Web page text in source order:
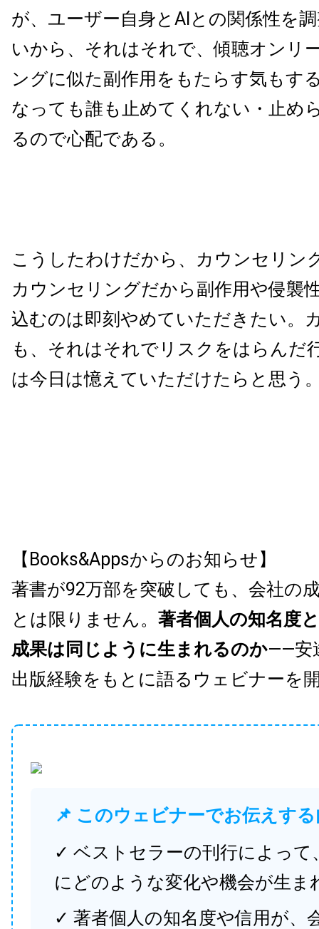
が、ユーザー自身と AIとの関係性を
いから、それはそれで、傾聴オンリ
ングに似た副作用をもたらす気もす
なっても誰も止めてくれない・止め
るので心配である。
こうしたわけだから、カウンセリン
カウンセリングだから副作用や侵襲
込むのは即刻やめていただきたい。
も、それはそれでリスクをはらんだ
は今日は憶えていただけたらと思う
【Books&Appsからのお知らせ】
著書が92万部を突破しても、会社の
とは限りません。 著者個人の知名度
成果は同じように生まれるのか——安
出版経験をもとに語るウェビナーを
📌 このウェビナーでお伝えす
✓ ベストセラーの刊行によって
にどのような変化や機会が生ま
✓ 著者個人の知名度や信用が、